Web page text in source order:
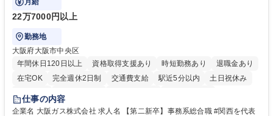
月給
22万7000円以上
勤務地
大阪府大阪市中央区
年間休日120日以上
資格取得支援あり 時短勤務あり
退職金あり
在宅OK
完全週休2日制 交通費支給 駅近5分以内
土日祝休み
服装自由
第二新卒歓迎
仕事の内容
企業名 大阪ガス株式会社 求人名 【第二新卒】事務系総合職 #関西を代表